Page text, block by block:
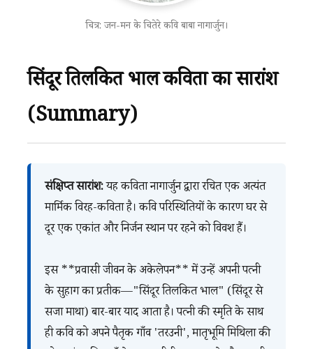
चित्र: जन-मन के चितेरे कवि बाबा नागार्जुन।
सिंदूर तिलकित भाल कविता का सारांश
(Summary)
संक्षिप्त सारांश:यह कविता नागार्जुन द्वारा रचित एक अत्यंत
मार्मिक विरह-कविता है। कवि परिस्थितियों के कारण घर से
दूर एक एकांत और निर्जन स्थान पर रहने को विवश हैं।
इस **प्रवासी जीवन के अकेलेपन** में उन्हें अपनी पत्नी
के सुहाग का प्रतीक—"सिंदूर तिलकित भाल" (सिंदूर से
सजा माथा) बार-बार याद आता है। पत्नी की स्मृति के साथ
ही कवि को अपने पैतृक गाँव 'तरउनी', मातृभूमि मिथिला की